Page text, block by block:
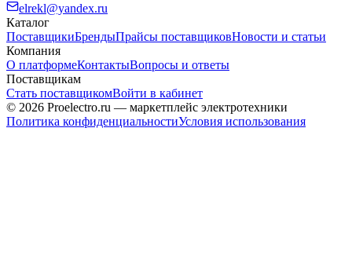
elrekl@yandex.ru
Каталог
ПоставщикиБрендыПрайсы поставщиковНовости и статьи
Компания
О платформеКонтактыВопросы и ответы
Поставщикам
Стать поставщикомВойти в кабинет
© 2026 Proelectro.ru — маркетплейс электротехники
Политика конфиденциальностиУсловия использования